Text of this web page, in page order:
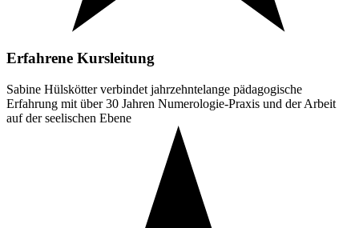
Erfahrene Kursleitung
Sabine Hülskötter verbindet jahrzehntelange pädagogische
Erfahrung mit über 30 Jahren Numerologie-Praxis und der Arbeit
auf der seelischen Ebene